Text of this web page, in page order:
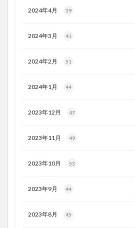
2024年4月 39
2024年3月 41
2024年2月 51
2024年1月 44
2023年12月 47
2023年11月 49
2023年10月 53
2023年9月 44
2023年8月 45